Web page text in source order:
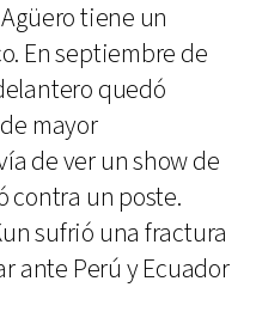
tiene un
En septiembre de
quedó
mayor
de ver un show de
contra un poste.
sufrió una fractura
ante Perú y Ecuador